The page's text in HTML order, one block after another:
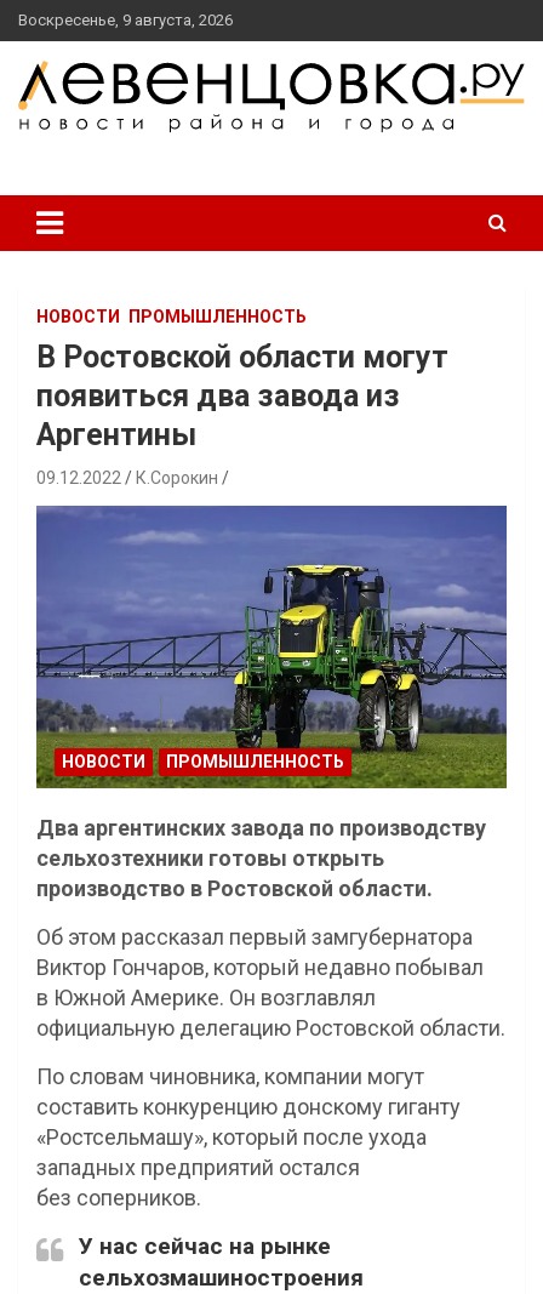
перейти
к
содержанию
Воскресенье, 9 августа, 2026
НОВОСТИ ПРОМЫШЛЕННОСТЬ
В Ростовской области могут
появиться два завода из
Аргентины
09.12.2022 К.Сорокин
НОВОСТИ ПРОМЫШЛЕННОСТЬ
Два аргентинских завода по производству
сельхозтехники готовы открыть
производство в Ростовской области.
Об этом рассказал первый замгубернатора
Виктор Гончаров, который недавно побывал
в Южной Америке. Он возглавлял
официальную делегацию Ростовской области.
По словам чиновника, компании могут
составить конкуренцию донскому гиганту
«Ростсельмашу», который после ухода
западных предприятий остался
без соперников.
У нас сейчас на рынке
сельхозмашиностроения